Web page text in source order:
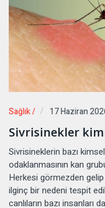
Sağlık / 17 Haziran
Sivrisinekler
Sivrisineklerin bazı
odaklanmasının kan
Herkesi görmezden gelip
ilginç bir nedeni tespit
canlıların bazı insanları